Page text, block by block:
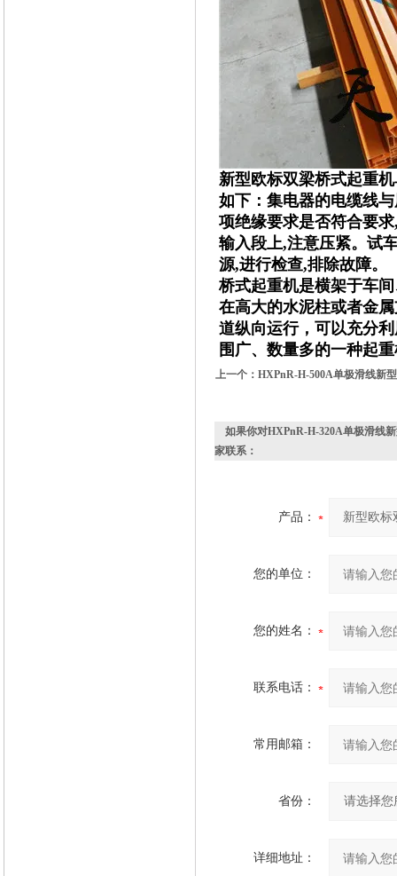
新型欧标双梁桥式起重
如下：集电器的电缆线
项绝缘要求是否符合要
输入段上,注意压紧。试
源,进行检查,排除故障。
桥式起重机是横架于车
在高大的水泥柱或者金
道纵向运行，可以充分
围广、数量多的一种起
上一个： HXPnR-H-500A单极滑线新
如果你对HXPnR-H-320A单极滑线
家联系：
产品：
您的单位：
您的姓名：
联系电话：
常用邮箱：
省份：
详细地址：